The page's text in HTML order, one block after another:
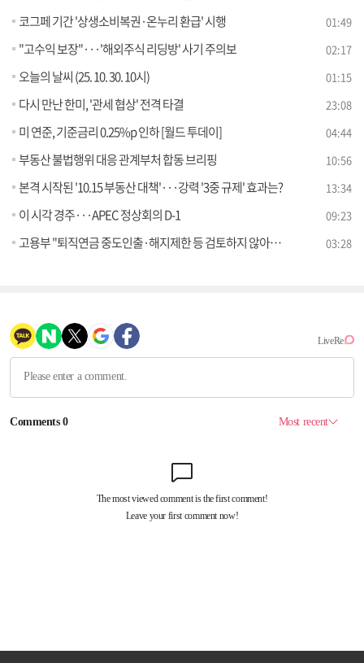
코그페 기간 '상생소비복권·온누리 환급' 시행 01:49
"고수익 보장"···'해외주식 리딩방' 사기 주의보 02:17
오늘의 날씨 (25. 10. 30. 10시) 01:15
다시 만난 한미, '관세 협상' 전격 타결 23:08
미 연준, 기준금리 0.25%p 인하 [월드 투데이] 04:44
부동산 불법행위 대응 관계부처 합동 브리핑 10:56
본격 시작된 '10.15 부동산 대책'···강력 '3중 규제' 효과는? 13:34
이 시각 경주···APEC 정상회의 D-1 09:23
고용부 "퇴직연금 중도인출·해지제한 등 검토하지 않아" [정책 바로보기] 03:28